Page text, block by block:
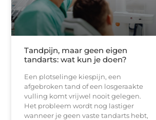
Tandpijn, maar geen eigen
tandarts: wat kun je doen?
Een plotselinge kiespijn, een
afgebroken tand of een losgeraakte
vulling komt vrijwel nooit gelegen.
Het probleem wordt nog lastiger
wanneer je geen vaste tandarts hebt,